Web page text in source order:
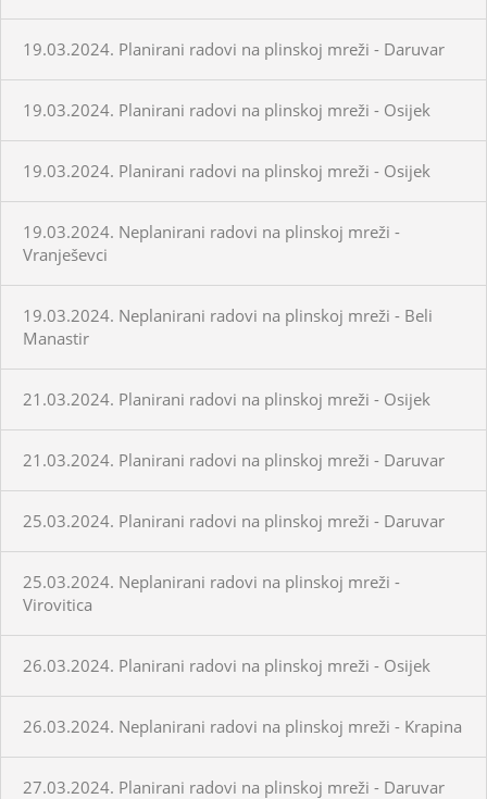
19.03.2024. Planirani radovi na plinskoj mreži - Daruvar
19.03.2024. Planirani radovi na plinskoj mreži - Osijek
19.03.2024. Planirani radovi na plinskoj mreži - Osijek
19.03.2024. Neplanirani radovi na plinskoj mreži -
Vranješevci
19.03.2024. Neplanirani radovi na plinskoj mreži - Beli
Manastir
21.03.2024. Planirani radovi na plinskoj mreži - Osijek
21.03.2024. Planirani radovi na plinskoj mreži - Daruvar
25.03.2024. Planirani radovi na plinskoj mreži - Daruvar
25.03.2024. Neplanirani radovi na plinskoj mreži -
Virovitica
26.03.2024. Planirani radovi na plinskoj mreži - Osijek
26.03.2024. Neplanirani radovi na plinskoj mreži - Krapina
27.03.2024. Planirani radovi na plinskoj mreži - Daruvar